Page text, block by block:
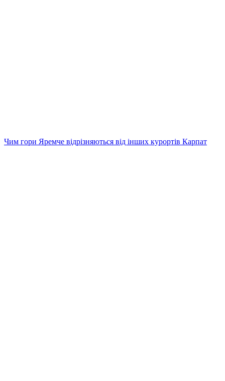
Чим гори Яремче відрізняються від інших курортів Карпат